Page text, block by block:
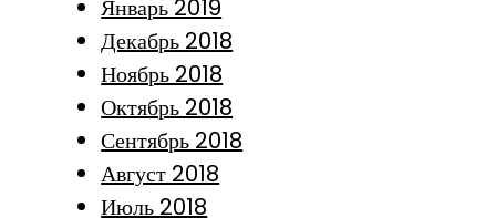
Январь 2019
Декабрь 2018
Ноябрь 2018
Октябрь 2018
Сентябрь 2018
Август 2018
Июль 2018